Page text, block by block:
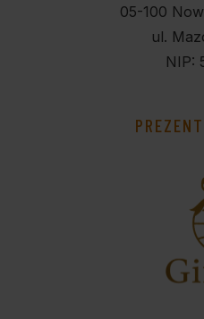
05-100
ul.
NIP: